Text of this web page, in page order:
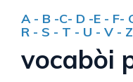
A- B -C- D -E - F-
R - S - T - U - V - Z
vocabòi